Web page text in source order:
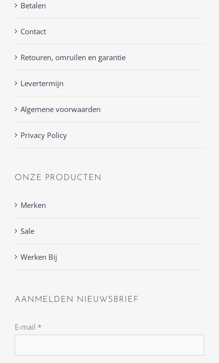
Betalen
Contact
Retouren, omruilen en garantie
Levertermijn
Algemene voorwaarden
Privacy Policy
ONZE PRODUCTEN
Merken
Sale
Werken Bij
AANMELDEN NIEUWSBRIEF
E-mail *